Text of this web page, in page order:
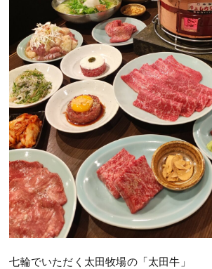
七輪でいただく太田牧場の「太田牛」